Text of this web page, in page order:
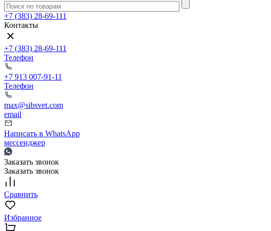
+7 (383) 28-69-111
Контакты
+7 (383) 28-69-111
Телефон
+7 913 007-91-11
Телефон
max@sibsvet.com
email
Написать в WhatsApp
мессенджер
Заказать звонок
Заказать звонок
Сравнить
Избранное